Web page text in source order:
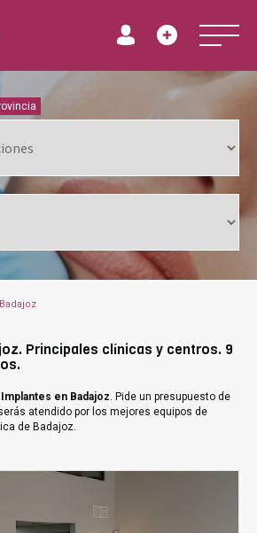
Badajoz
Principales clínicas y centros. 9
en Badajoz. Pide un presupuesto de
atendido por los mejores equipos de
de Badajoz.